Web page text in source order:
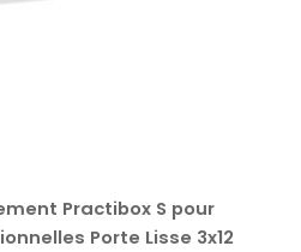
Practibox S pour
Porte Lisse 3x12